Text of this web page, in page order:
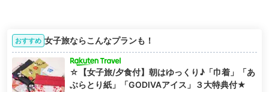
おすすめ 女子旅ならこんなプランも！
☆【女子旅/夕食付】朝はゆっくり♪「巾着」「あ
ぶらとり紙」「GODIVAアイス」３大特典付★